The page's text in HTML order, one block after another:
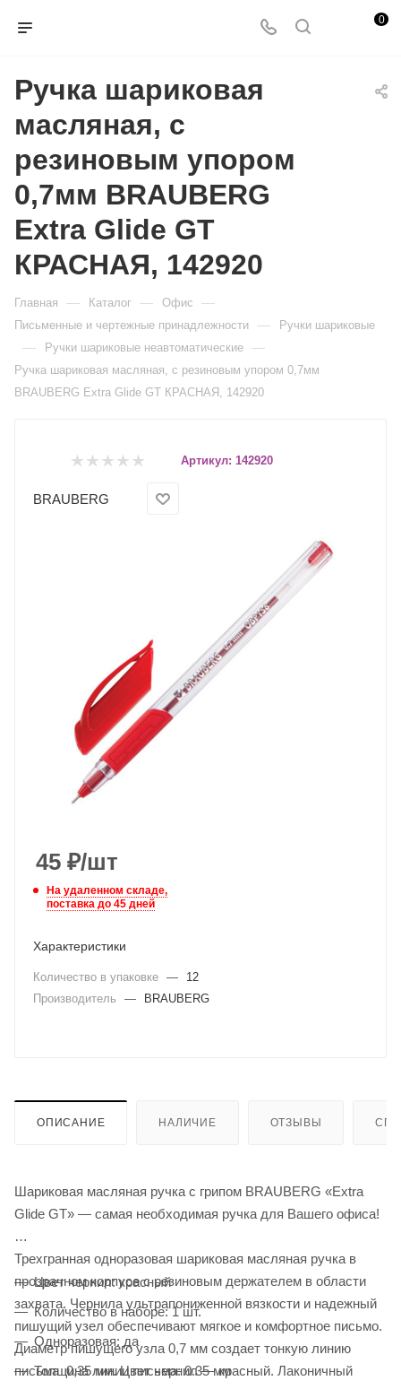
0
Ручка шариковая
масляная, с
резиновым упором
0,7мм BRAUBERG
Extra Glide GT
КРАСНАЯ, 142920
Главная — Каталог — Офис —
Письменные и чертежные принадлежности — Ручки шариковые
— Ручки шариковые неавтоматические —
Ручка шариковая масляная, с резиновым упором 0,7мм
BRAUBERG Extra Glide GT КРАСНАЯ, 142920
Артикул: 142920
BRAUBERG
45 ₽/шт
На удаленном складе,
поставка до 45 дней
Характеристики
Количество в упаковке —
12
Производитель
— BRAUBERG
ОПИСАНИЕ НАЛИЧИЕ ОТЗЫВЫ
Шариковая масляная ручка с грипом BRAUBERG «Extra
Glide GT» — самая необходимая ручка для Вашего офиса!
Трехгранная одноразовая шариковая масляная ручка в
прозрачном корпусе с резиновым держателем в области
захвата. Чернила ультрапониженной вязкости и надежный
пишущий узел обеспечивают мягкое и комфортное письмо.
Диаметр пишущего узла 0,7 мм создает тонкую линию
письма 0,35 мм. Цвет чернил — красный. Лаконичный
Цвет чернил: красный
Количество в наборе: 1 шт.
Одноразовая: да
Толщина линии письма: 0.35 мм